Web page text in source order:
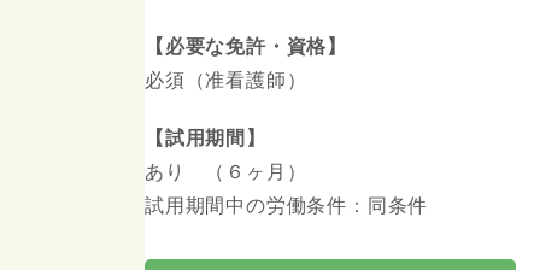
【必要な免許・資格】
必須（准看護師）
【試用期間】
あり （６ヶ月）
試用期間中の労働条件：同条件